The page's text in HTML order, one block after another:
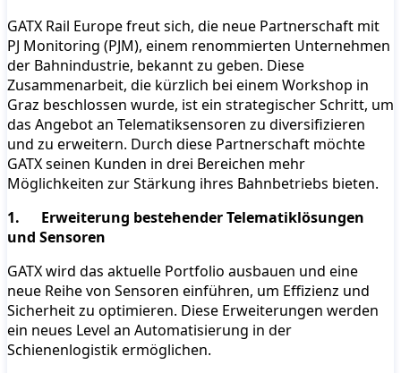
GATX Rail Europe freut sich, die neue Partnerschaft mit
PJ Monitoring (PJM), einem renommierten Unternehmen
der Bahnindustrie, bekannt zu geben. Diese
Zusammenarbeit, die kürzlich bei einem Workshop in
Graz beschlossen wurde, ist ein strategischer Schritt, um
das Angebot an Telematiksensoren zu diversifizieren
und zu erweitern. Durch diese Partnerschaft möchte
GATX seinen Kunden in drei Bereichen mehr
Möglichkeiten zur Stärkung ihres Bahnbetriebs bieten.
1. Erweiterung bestehender Telematiklösungen
und Sensoren
GATX wird das aktuelle Portfolio ausbauen und eine
neue Reihe von Sensoren einführen, um Effizienz und
Sicherheit zu optimieren. Diese Erweiterungen werden
ein neues Level an Automatisierung in der
Schienenlogistik ermöglichen.